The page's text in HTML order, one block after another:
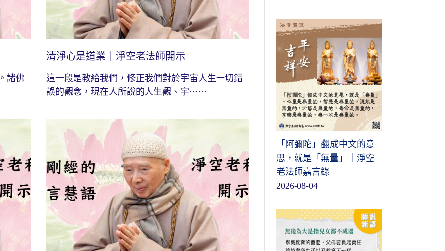
諸佛
清淨心是道業｜淨空老法師開示
這一段是教給我們，修正我們對於宇宙人生一切錯
誤的觀念，現在人所說的人生觀、宇⋯⋯
「阿彌陀」翻成中文的意
思，就是「無量」｜淨空
老法師嘉言錄
2026-08-04